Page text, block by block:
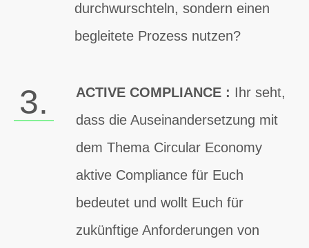
durchwurschteln, sondern einen
begleitete Prozess nutzen?
3. ACTIVE COMPLIANCE : Ihr seht,
dass die Auseinandersetzung mit
dem Thema Circular Economy
aktive Compliance für Euch
bedeutet und wollt Euch für
zukünftige Anforderungen von